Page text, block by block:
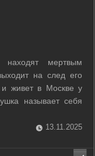
мертвым
на след его
и живет в Москве у
называет себя
о себе а в ее
именами. По мере
13.11.2025